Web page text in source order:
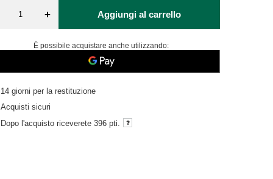
+ Aggiungi al carrello
È possibile acquistare anche utilizzando:
14 giorni per la restituzione
Acquisti sicuri
Dopo l'acquisto riceverete396 pti.